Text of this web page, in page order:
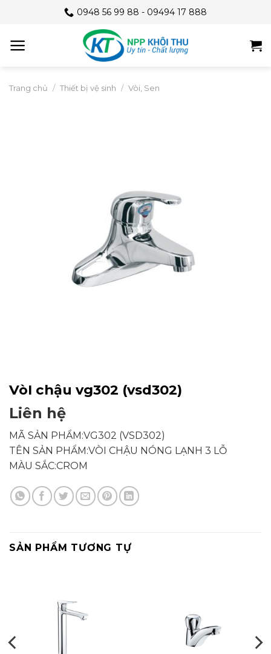
content
0948 56 99 88 - 09494 17 888
Trang chủ / Thiết bị vệ sinh / Vòi, Sen
VòI chậu vg302 (vsd302)
Liên hệ
MÃ SẢN PHẨM:VG302 (VSD302)
TÊN SẢN PHẨM:VÒI CHẬU NÓNG LẠNH 3 LỖ
MÀU SẮC:CROM
SẢN PHẨM TƯƠNG TỰ